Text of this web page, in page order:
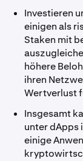
Investieren
einigen als
Staken mit
höhere
ihren
Wertverlust
Insgesamt
unter dApps
einige